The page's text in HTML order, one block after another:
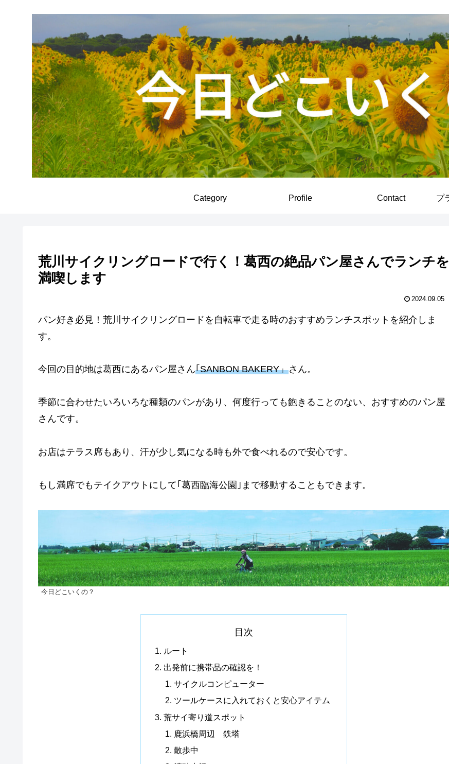
Category Profile Contact
荒川サイクリングロードで行く！葛西の絶品パン屋さんでランチを
満喫します
2024.09.05
パン好き必見！荒川サイクリングロードを自転車で走る時のおすすめランチスポットを紹介しま
す。
今回の目的地は葛西にあるパン屋さん｢SANBON BAKERY」さん。
季節に合わせたいろいろな種類のパンがあり、何度行っても飽きることのない、おすすめのパン屋
さんです。
お店はテラス席もあり、汗が少し気になる時も外で食べれるので安心です。
もし満席でもテイクアウトにして｢葛西臨海公園｣まで移動することもできます。
今日どこいくの？
目次
ルート
出発前に携帯品の確認を！
サイクルコンピューター
ツールケースに入れておくと安心アイテム
荒サイ寄り道スポット
鹿浜橋周辺 鉄塔
散歩中